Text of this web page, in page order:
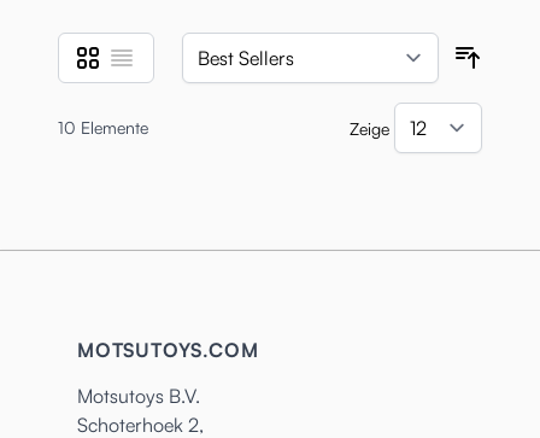
Anzeigen als
Liste Liste
10 Elemente Zeige
MOTSUTOYS.COM
Motsutoys B.V.
Schoterhoek 2,